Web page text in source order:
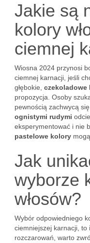
Jakie są
kolory
ciemnej
Wiosna 2024 przynosi
ciemnej karnacji, jeśli
głębokie, czekoladowe
propozycja. Osoby
pewnością zachwycą się
ognistymi rudymi
eksperymentować i nie
pastelowe kolory
Jak
wyborze
włosów?
Wybór odpowiedniego
ciemniejszej karnacji,
rozczarowań, warto